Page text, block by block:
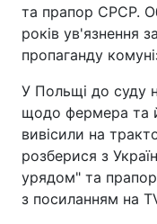
та прапор СРСР.
років ув'язнення
пропаганду
У Польщі до суду
щодо фермера та
вивісили на
розберися з
урядом" та
з посиланням на